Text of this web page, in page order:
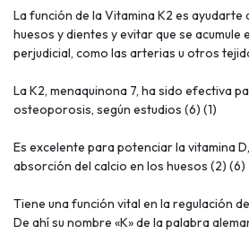
La función de la Vitamina K2 es ayudarte
huesos y dientes y evitar que se
perjudicial, como las arterias u otros
La K2, menaquinona 7, ha sido efectiva
osteoporosis, según estudios (6) (1)
Es excelente para potenciar la vitamina
absorción del calcio en los huesos (2) (6)
Tiene una función vital en la regulación
De ahí su nombre «K» de la palabra